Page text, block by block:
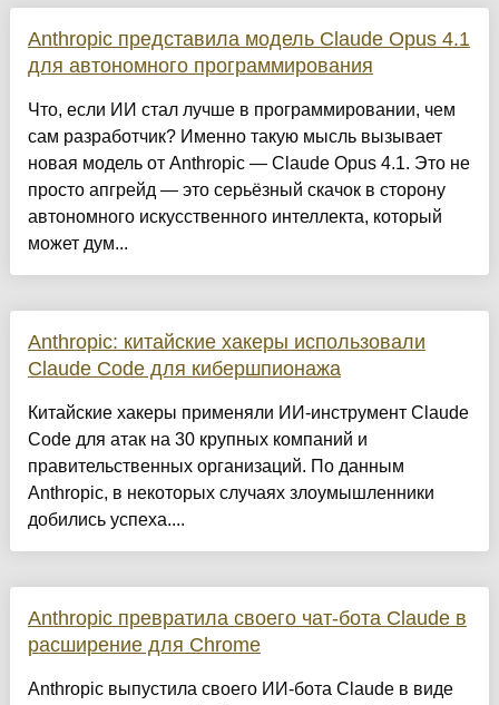
Anthropic представила модель Claude Opus 4.1
для автономного программирования
Что, если ИИ стал лучше в программировании, чем
сам разработчик? Именно такую мысль вызывает
новая модель от Anthropic — Claude Opus 4.1. Это не
просто апгрейд — это серьёзный скачок в сторону
автономного искусственного интеллекта, который
может дум...
Anthropic: китайские хакеры использовали
Claude Code для кибершпионажа
Китайские хакеры применяли ИИ-инструмент Claude
Code для атак на 30 крупных компаний и
правительственных организаций. По данным
Anthropic, в некоторых случаях злоумышленники
добились успеха....
Anthropic превратила своего чат-бота Claude в
расширение для Chrome
Anthropic выпустила своего ИИ-бота Claude в виде